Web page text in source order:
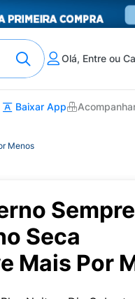
Olá, Entre ou
Baixar App
Menos
Seca
Mais Por